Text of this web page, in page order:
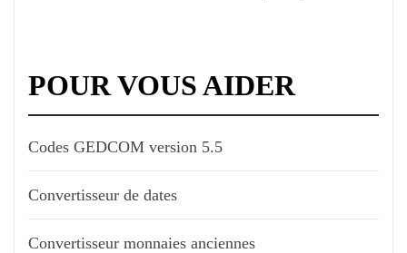
POUR VOUS AIDER
Codes GEDCOM version 5.5
Convertisseur de dates
Convertisseur monnaies anciennes